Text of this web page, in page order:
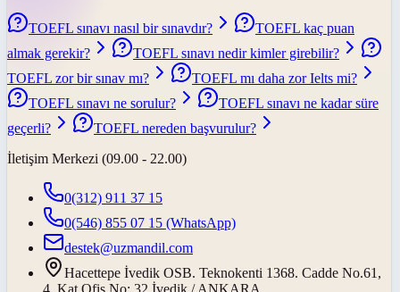
TOEFL sınavı nasıl bir sınavdır?
TOEFL kaç puan
almak gerekir?
TOEFL sınavı nedir kimler girebilir?
TOEFL zor bir sınav mı?
TOEFL mı daha zor Ielts mi?
TOEFL sınavı ne sorulur?
TOEFL sınavı ne kadar süre
geçerli?
TOEFL nereden başvurulur?
İletişim Merkezi (09.00 - 22.00)
0(312) 911 37 15
0(546) 855 07 15 (WhatsApp)
destek@uzmandil.com
Hacettepe İvedik OSB. Teknokenti 1368. Cadde No.61,
4. Kat Ofis No: 32 İvedik / ANKARA